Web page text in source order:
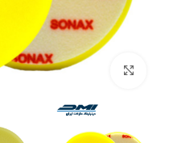
بزرگنمایی تصویر